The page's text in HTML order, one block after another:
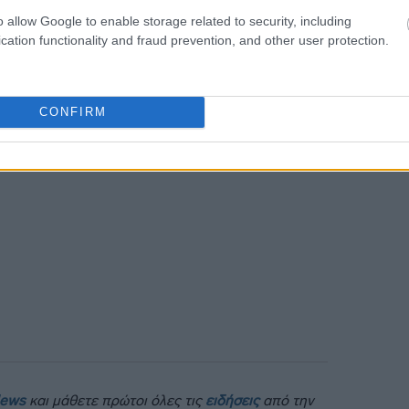
allow Google to enable storage related to security, including
functionality and fraud prevention, and other user protection.
CONFIRM
άλλη μια φορά αναζωπύρωση των
στην ενέργεια και την εξασθένηση
και μάθετε πρώτοι όλες τις ειδήσειςαπό την